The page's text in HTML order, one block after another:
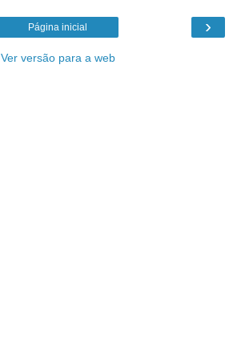
›
Página inicial
Ver versão para a web